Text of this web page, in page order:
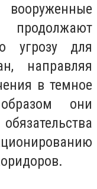
угрозу для
направляя
в темное
они